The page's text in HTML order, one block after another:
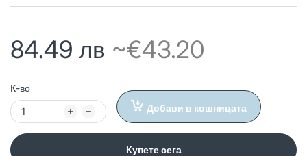
84.49 лв ~€43.20
К-во
Добави в кошницата
Купете сега